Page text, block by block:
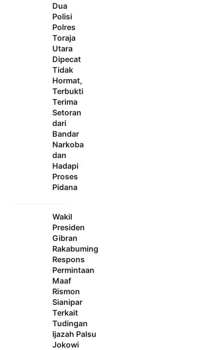
Dua
Polisi
Polres
Toraja
Utara
Dipecat
Tidak
Hormat,
Terbukti
Terima
Setoran
dari
Bandar
Narkoba
dan
Hadapi
Proses
Pidana
Wakil
Presiden
Gibran
Rakabuming
Respons
Permintaan
Maaf
Rismon
Sianipar
Terkait
Tudingan
Ijazah Palsu
Jokowi